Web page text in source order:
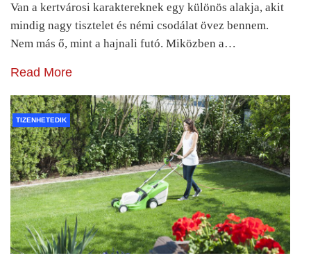
Van a kertvárosi karaktereknek egy különös alakja, akit
mindig nagy tisztelet és némi csodálat övez bennem.
Nem más ő, mint a hajnali futó. Miközben a…
Read More
TIZENHETEDIK